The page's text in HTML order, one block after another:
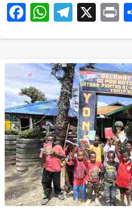
Facebook
WhatsApp
X